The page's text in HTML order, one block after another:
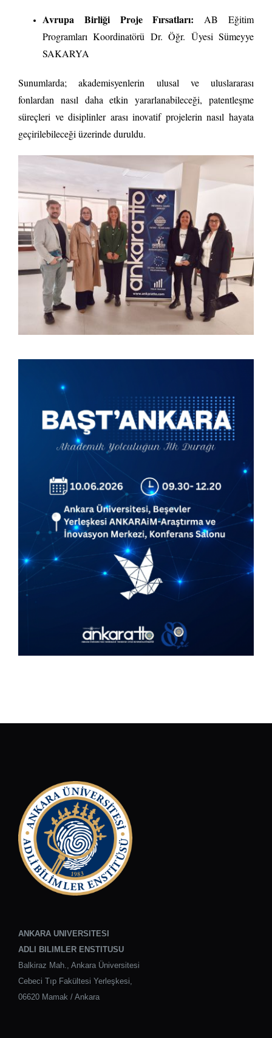
Avrupa Birliği Proje Fırsatları: AB Eğitim
Programları Koordinatörü Dr. Öğr. Üyesi Sümeyye
SAKARYA
Sunumlarda; akademisyenlerin ulusal ve uluslararası
fonlardan nasıl daha etkin yararlanabileceği, patentleşme
süreçleri ve disiplinler arası inovatif projelerin nasıl hayata
geçirilebileceği üzerinde duruldu.
ANKARA UNIVERSITESI
ADLI BILIMLER ENSTITUSU
Balkiraz Mah., Ankara Üniversitesi
Cebeci Tıp Fakültesi Yerleşkesi,
06620 Mamak / Ankara